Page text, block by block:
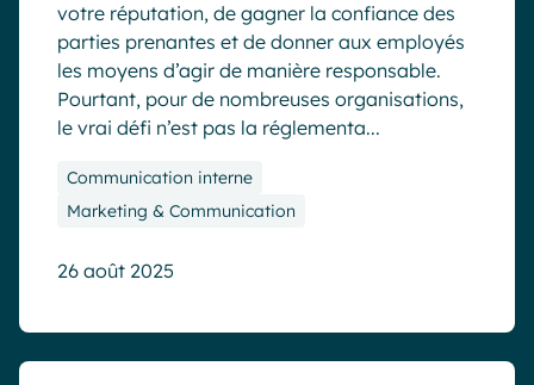
votre réputation, de gagner la confiance des
parties prenantes et de donner aux employés
les moyens d’agir de manière responsable.
Pourtant, pour de nombreuses organisations,
le vrai défi n’est pas la réglementa...
Communication interne
Marketing & Communication
26 août 2025